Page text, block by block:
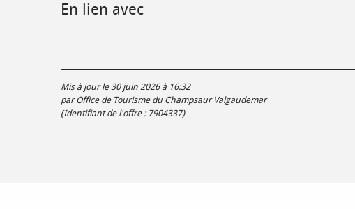
En lien avec
Mis à jour le 30 juin 2026 à 16:32
par Office de Tourisme du Champsaur Valgaudemar
(Identifiant de l'offre : 7904337)